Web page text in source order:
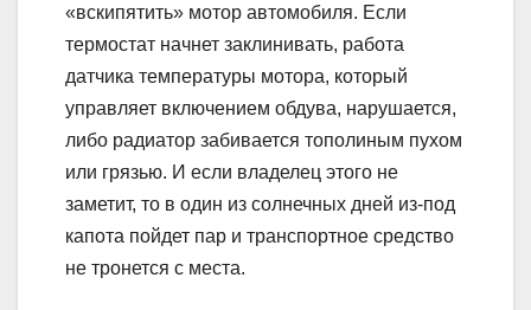
«вскипятить» мотор автомобиля. Если
термостат начнет заклинивать, работа
датчика температуры мотора, который
управляет включением обдува, нарушается,
либо радиатор забивается тополиным пухом
или грязью. И если владелец этого не
заметит, то в один из солнечных дней из-под
капота пойдет пар и транспортное средство
не тронется с места.